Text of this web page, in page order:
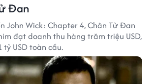
Đan
John Wick: Chapter 4, Chân Tử Đan
đạt doanh thu hàng trăm triệu USD,
USD toàn cầu.